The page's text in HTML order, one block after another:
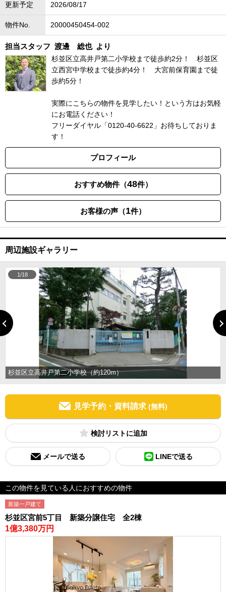
更新予定 2026/08/17
物件No. 20000450454-002
担当スタッフ 渡邊 総也 より
杉並区立高井戸第二小学校まで徒歩約2分！ 杉並区
立西宮中学校まで徒歩約4分！ 大宮前保育園まで徒
歩約5分！
実際にこちらの物件を見学したい！という方はお気軽
にお電話ください！
フリーダイヤル「0120-40-6622」お待ちしておりま
す！
プロフィール
おすすめ物件（48件）
お客様の声（1件）
周辺施設ギャラリー
杉並区立高井戸第二小学校（約120m）
1/18
見学予約・資料請求 (無料)
検討リスト
メールで送る LINEで送る
この物件を見ている人におすすめの物件
新築一戸建て
杉並区宮前5丁目 新築分譲住宅 全2棟
1億3,380万円